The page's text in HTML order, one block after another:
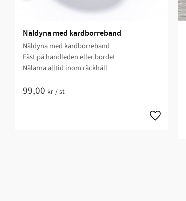
Nåldyna med kardborreband
Nåldyna med kardborreband
Fäst på handleden eller bordet
Nålarna alltid inom räckhåll
99,00 kr /st